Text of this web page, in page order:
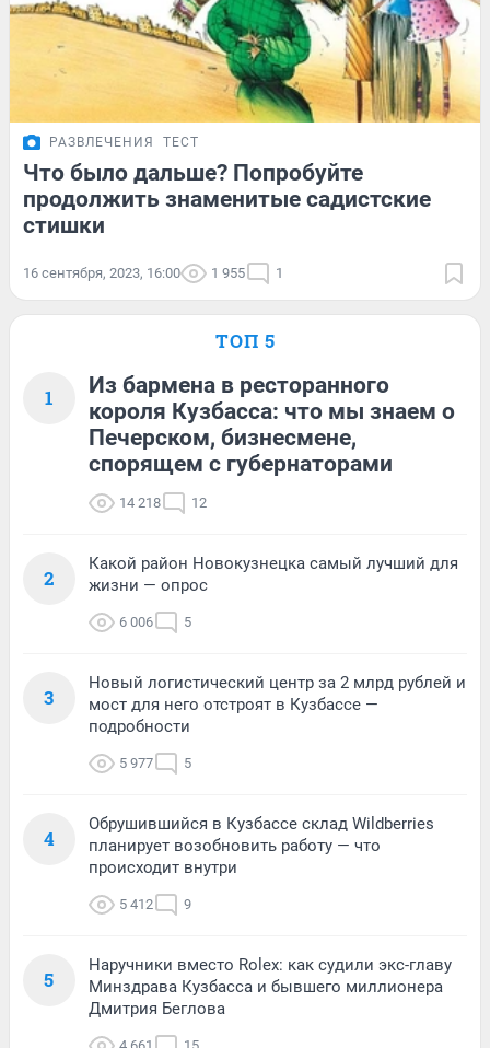
РАЗВЛЕЧЕНИЯ ТЕСТ
Что было дальше? Попробуйте
продолжить знаменитые садистские
стишки
16 сентября, 2023, 16:00 1 955 1
ТОП 5
1
Из бармена в ресторанного
короля Кузбасса: что мы знаем о
Печерском, бизнесмене,
спорящем с губернаторами
14 218 12
2
Какой район Новокузнецка самый лучший для
жизни — опрос
6 006 5
3
Новый логистический центр за 2 млрд рублей и
мост для него отстроят в Кузбассе —
подробности
5 977 5
4
Обрушившийся в Кузбассе склад Wildberries
планирует возобновить работу — что
происходит внутри
5 412 9
5
Наручники вместо Rolex: как судили экс-главу
Минздрава Кузбасса и бывшего миллионера
Дмитрия Беглова